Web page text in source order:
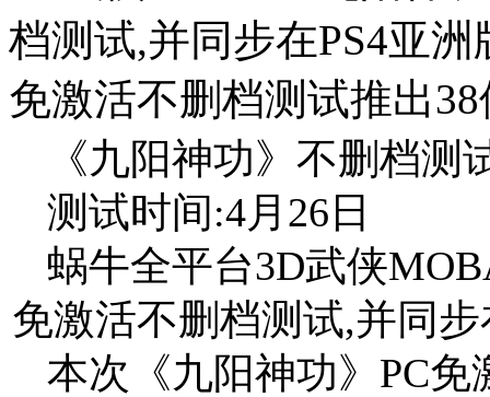
档测试,并同步在PS4亚
免激活不删档测试推出
《九阳神功》不删档测
测试时间:4月26日
蜗牛全平台3D武侠
免激活不删档测试,并同
本次《九阳神功》PC